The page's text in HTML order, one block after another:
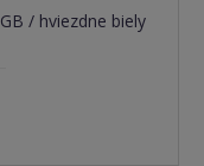
/ hviezdne biely